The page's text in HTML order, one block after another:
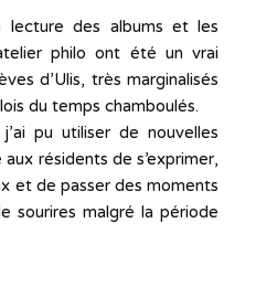
des albums et les
philo ont été un vrai
d’Ulis, très marginalisés
du temps chamboulés.
pu utiliser de nouvelles
résidents de s’exprimer,
et de passer des moments
sourires malgré la période